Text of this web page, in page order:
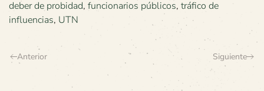
deber de probidad, funcionarios públicos, tráfico de
influencias, UTN
Anterior Siguiente